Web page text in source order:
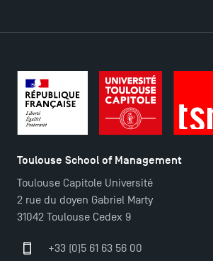
Toulouse School of Management
Toulouse Capitole Université
2 rue du doyen Gabriel Marty
31042 Toulouse Cedex 9
+33 (0)5 61 63 56 00